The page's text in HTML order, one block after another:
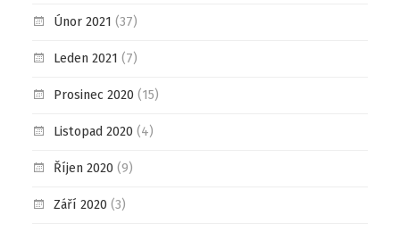
Únor 2021 (37)
Leden 2021 (7)
Prosinec 2020 (15)
Listopad 2020 (4)
Říjen 2020 (9)
Září 2020 (3)